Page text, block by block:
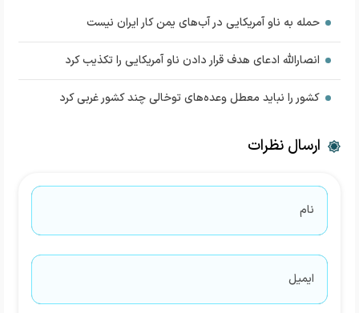
حمله به ناو آمریکایی در آب‌های یمن کار ایران نیست
انصارالله ادعای هدف قرار دادن ناو آمریکایی را تکذیب کرد
کشور را نباید معطل وعده‌های توخالی چند کشور غربی کرد
ارسال نظرات